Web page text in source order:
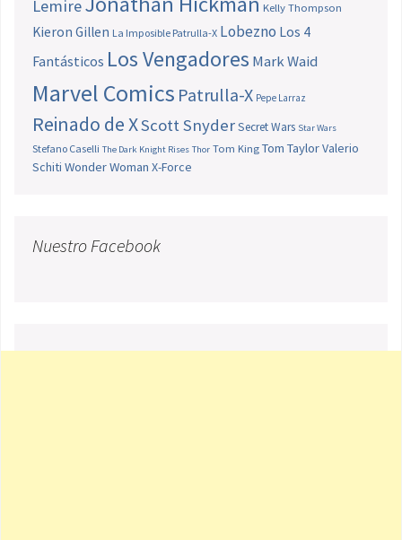
Lemire
Kelly Thompson
Kieron Gillen La Imposible Patrulla-X Lobezno Los 4
Fantásticos Los Vengadores Mark Waid
Marvel Comics Patrulla-X Pepe Larraz
Reinado de XScott SnyderSecret Wars Star Wars
Stefano Caselli The Dark Knight Rises Thor Tom King Tom TaylorValerio
Schiti Wonder Woman X-Force
Nuestro Facebook